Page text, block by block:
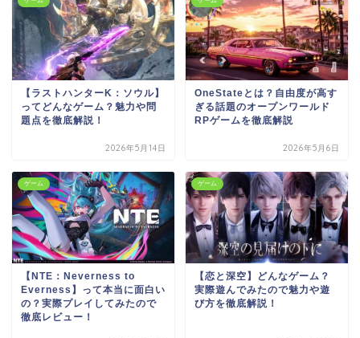
【ラストハンターK：ソウル】
ってどんなゲーム？魅力や問
題点を徹底解説！
2026年5月14日
OneStateとは？自由度が高す
ぎる話題のオープンワールド
RPゲームを徹底解説
2026年5月6日
ゲーム
【NTE：Neverness to
Everness】って本当に面白い
の？実際プレイしてみたので
徹底レビュー！
ゲーム
【恋と深空】どんなゲーム？
実際遊んでみたので魅力や遊
び方を徹底解説！